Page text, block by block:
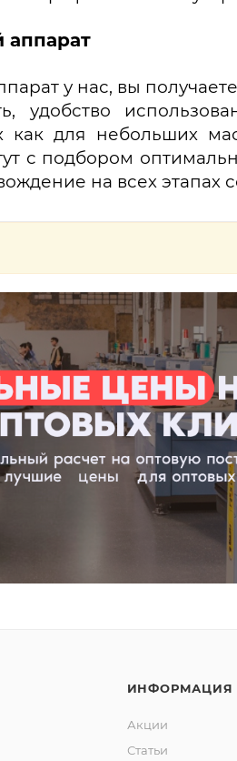
аппарат
у нас, вы
удобство
для небольших
с подбором
на всех этапах
ИНФОРМАЦИЯ
Акции
Статьи